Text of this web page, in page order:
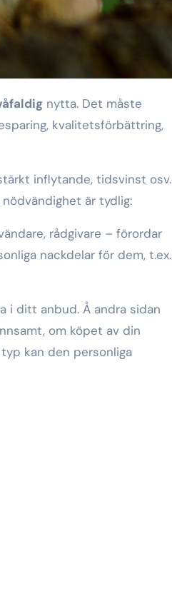
nytta. Det måste
kvalitetsförbättring,
inflytande, tidsvinst osv.
är tydlig:
rådgivare – förordar
nackdelar för dem, t.ex.
i ditt anbud. Å andra sidan
om köpet av din
kan den personliga